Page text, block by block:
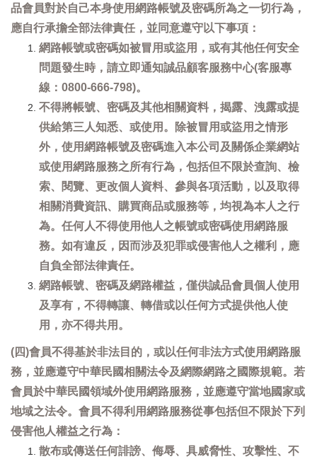
品會員對於自己本身使用網路帳號及密碼所為之一切行為，
應自行承擔全部法律責任，並同意遵守以下事項：
網路帳號或密碼如被冒用或盜用，或有其他任何安全
問題發生時，請立即通知誠品顧客服務中心(客服專
線：0800-666-798)。
不得將帳號、密碼及其他相關資料，揭露、洩露或提
供給第三人知悉、或使用。除被冒用或盜用之情形
外，使用網路帳號及密碼進入本公司及關係企業網站
或使用網路服務之所有行為，包括但不限於查詢、檢
索、閱覽、更改個人資料、參與各項活動，以及取得
相關消費資訊、購買商品或服務等，均視為本人之行
為。任何人不得使用他人之帳號或密碼使用網路服
務。如有違反，因而涉及犯罪或侵害他人之權利，應
自負全部法律責任。
網路帳號、密碼及網路權益，僅供誠品會員個人使用
及享有，不得轉讓、轉借或以任何方式提供他人使
用，亦不得共用。
(四)會員不得基於非法目的，或以任何非法方式使用網路服
務，並應遵守中華民國相關法令及網際網路之國際規範。若
會員於中華民國領域外使用網路服務，並應遵守當地國家或
地域之法令。會員不得利用網路服務從事包括但不限於下列
侵害他人權益之行為：
散布或傳送任何誹謗、侮辱、具威脅性、攻擊性、不